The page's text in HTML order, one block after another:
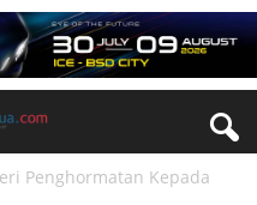
Penghormatan Kepada